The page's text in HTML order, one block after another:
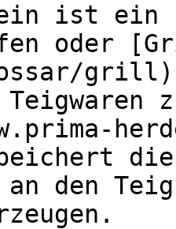
ist
oder
grill)
an den